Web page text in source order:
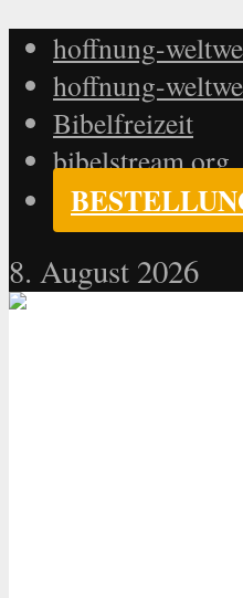
hoffnung-
hoffnung-
Bibelfreizeit
bibelstream.org
8. August 2026